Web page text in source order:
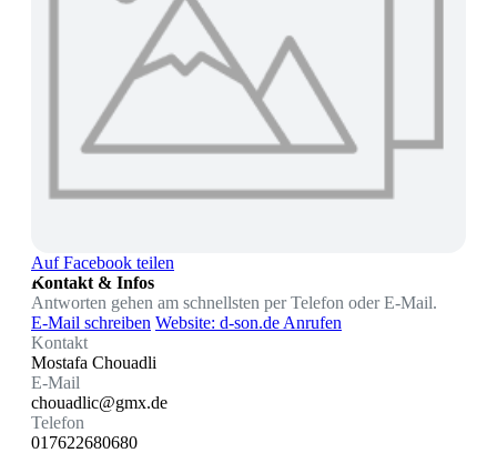
Auf Facebook teilen
Kontakt & Infos
Antworten gehen am schnellsten per Telefon oder E-Mail.
E-Mail schreiben Website: d-son.de Anrufen
Kontakt
Mostafa Chouadli
E-Mail
chouadlic@gmx.de
Telefon
017622680680